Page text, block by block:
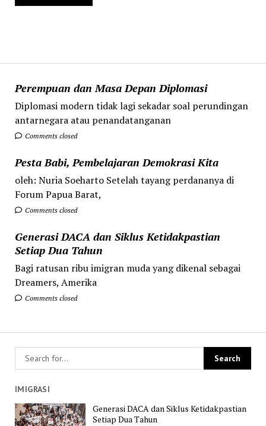
Perempuan dan Masa Depan Diplomasi
Diplomasi modern tidak lagi sekadar soal perundingan
antarnegara atau penandatanganan
Comments closed
Pesta Babi, Pembelajaran Demokrasi Kita
oleh: Nuria Soeharto Setelah tayang perdananya di
Forum Papua Barat,
Comments closed
Generasi DACA dan Siklus Ketidakpastian
Setiap Dua Tahun
Bagi ratusan ribu imigran muda yang dikenal sebagai
Dreamers, Amerika
Comments closed
IMIGRASI
Generasi DACA dan Siklus Ketidakpastian
Setiap Dua Tahun